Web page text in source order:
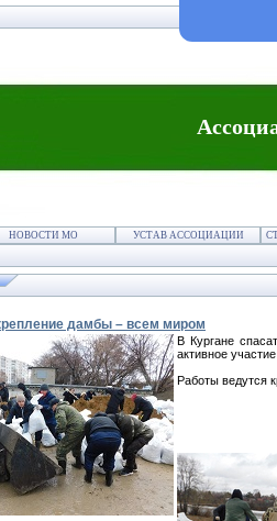
НОВОСТИ МО УСТАВ АССОЦИАЦИИ
дамбы – всем миром
В Кургане
активное
Работы ведутся